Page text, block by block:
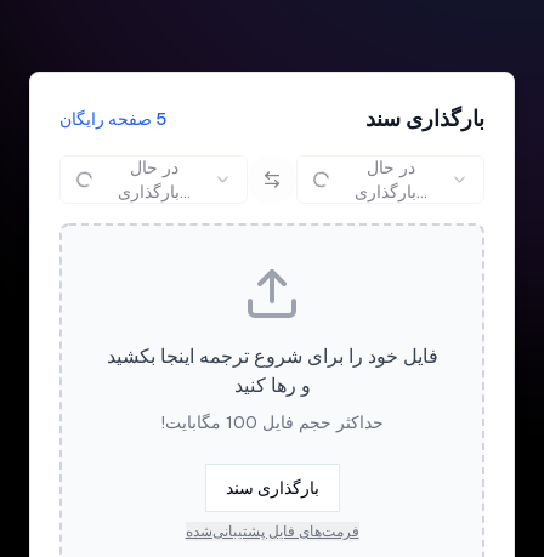
بارگذاری سند 5 صفحه رایگان
در حال
بارگذاری...
در حال
بارگذاری...
فایل خود را برای شروع ترجمه اینجا بکشید
و رها کنید
حداکثر حجم فایل 100 مگابایت!
بارگذاری سند
فرمت‌های فایل پشتیبانی‌شده